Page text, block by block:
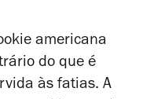
americana
do que é
às fatias. A